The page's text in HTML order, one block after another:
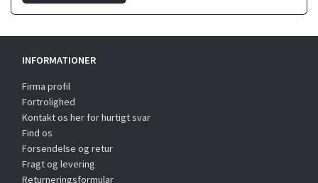
INFORMATIONER
Firma profil
Fortrolighed
Kontakt os her for hurtigt svar
Find os
Forsendelse og retur
Fragt og levering
Returneringsformular